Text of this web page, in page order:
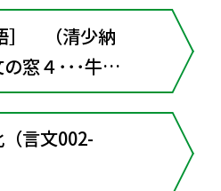
］ （清少納
窓４･･･牛
５･･･『源氏
る ●古文学習
助動詞 助詞
言文002-